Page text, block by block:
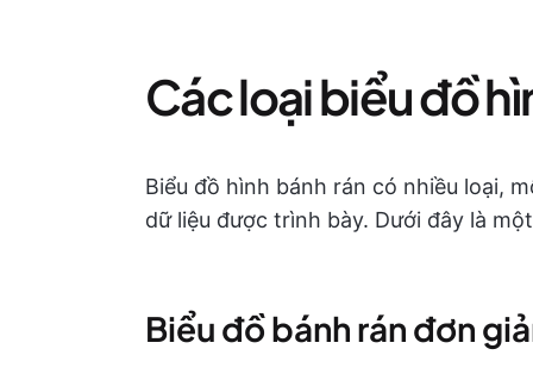
Các loại biểu đồ
Biểu đồ hình bánh rán có nhiều loại,
dữ liệu được trình bày. Dưới đây là
Biểu đồ bánh rán đơn